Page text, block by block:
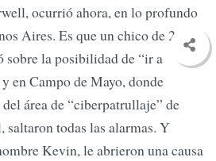
ocurrió ahora, en lo profundo
Aires. Es que un chico de 21
sobre la posibilidad de “ir a
en Campo de Mayo, donde
área de “ciberpatrullaje” de
todas las alarmas. Y
Kevin, le abrieron una causa